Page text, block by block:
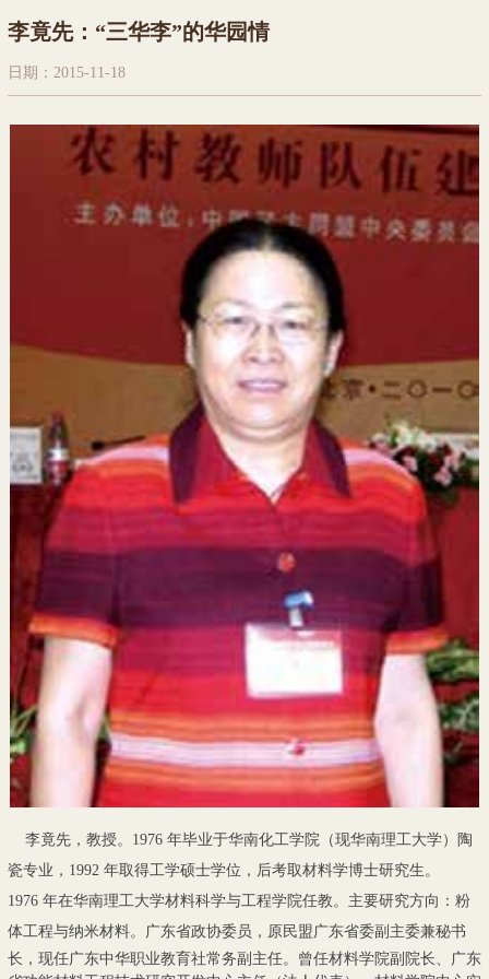
李竟先：“三华李”的华园情
日期：2015-11-18
李竟先，教授。1976 年毕业于华南化工学院（现华南理工大学）陶
瓷专业，1992 年取得工学硕士学位，后考取材料学博士研究生。
1976 年在华南理工大学材料科学与工程学院任教。主要研究方向：粉
体工程与纳米材料。广东省政协委员，原民盟广东省委副主委兼秘书
长，现任广东中华职业教育社常务副主任。曾任材料学院副院长、广东